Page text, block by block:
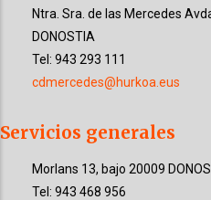
Ntra. Sra. de las Mercedes
DONOSTIA
Tel: 943 293 111
cdmercedes@hurkoa.eus
Servicios generales
Morlans 13, bajo 20009
Tel: 943 468 956